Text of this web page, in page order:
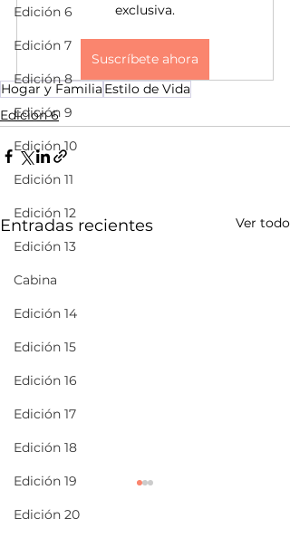
Edición 6
Edición 7
Edición 8
Edición 9
Edición 10
Edición 11
Edición 12
Edición 13
Cabina
Edición 14
Edición 15
Edición 16
Edición 17
Edición 18
Edición 19
Edición 20
exclusiva.
Suscríbete ahora
Hogar y Familia Estilo de Vida
Edición 6
Entradas recientes Ver todo